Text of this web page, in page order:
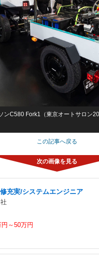
ンC580 Fork1（東京オートサロン
この記事へ戻る
充実/システムエンジニア
～50万円